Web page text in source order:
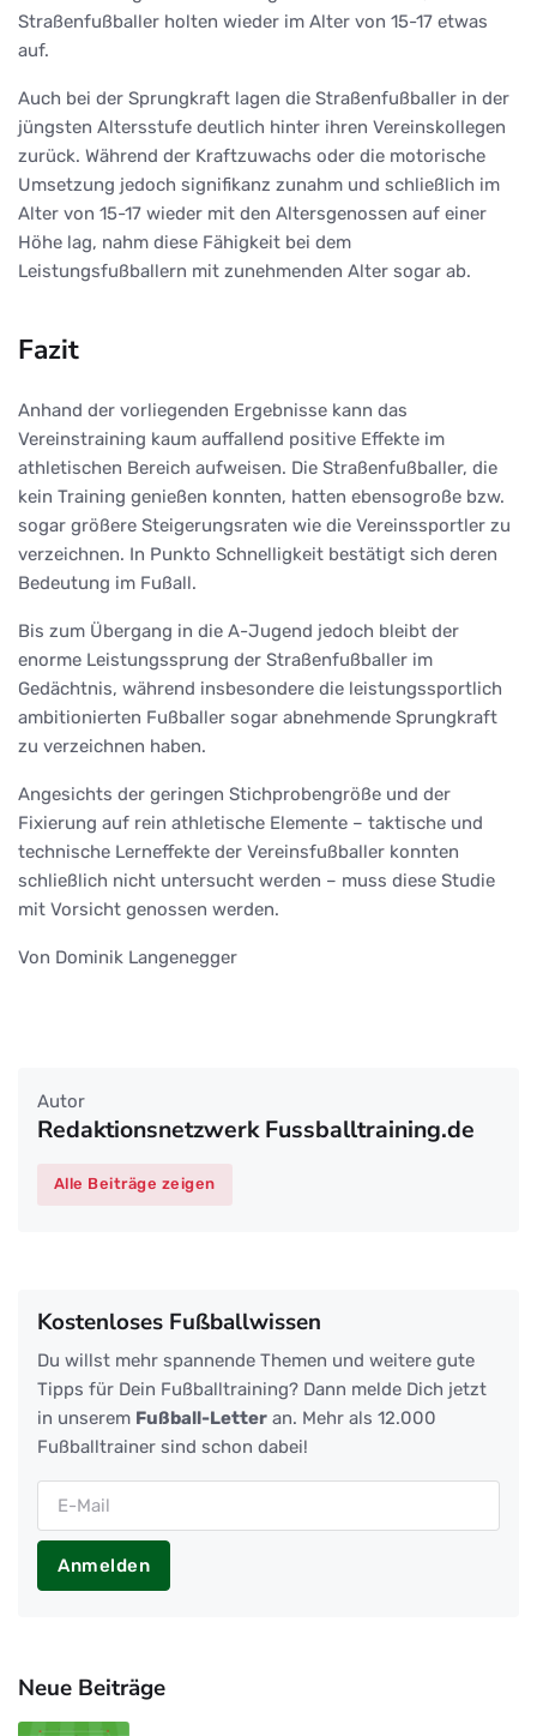
Straßenfußballer holten wieder im Alter von 15-17 etwas
auf.
Auch bei der Sprungkraft lagen die Straßenfußballer in der
jüngsten Altersstufe deutlich hinter ihren Vereinskollegen
zurück. Während der Kraftzuwachs oder die motorische
Umsetzung jedoch signifikanz zunahm und schließlich im
Alter von 15-17 wieder mit den Altersgenossen auf einer
Höhe lag, nahm diese Fähigkeit bei dem
Leistungsfußballern mit zunehmenden Alter sogar ab.
Fazit
Anhand der vorliegenden Ergebnisse kann das
Vereinstraining kaum auffallend positive Effekte im
athletischen Bereich aufweisen. Die Straßenfußballer, die
kein Training genießen konnten, hatten ebensogroße bzw.
sogar größere Steigerungsraten wie die Vereinssportler zu
verzeichnen. In Punkto Schnelligkeit bestätigt sich deren
Bedeutung im Fußall.
Bis zum Übergang in die A-Jugend jedoch bleibt der
enorme Leistungssprung der Straßenfußballer im
Gedächtnis, während insbesondere die leistungssportlich
ambitionierten Fußballer sogar abnehmende Sprungkraft
zu verzeichnen haben.
Angesichts der geringen Stichprobengröße und der
Fixierung auf rein athletische Elemente – taktische und
technische Lerneffekte der Vereinsfußballer konnten
schließlich nicht untersucht werden – muss diese Studie
mit Vorsicht genossen werden.
Von Dominik Langenegger
Autor
Redaktionsnetzwerk Fussballtraining.de
Alle Beiträge zeigen
Kostenloses Fußballwissen
Du willst mehr spannende Themen und weitere gute
Tipps für Dein Fußballtraining? Dann melde Dich jetzt
in unserem Fußball-Letter an. Mehr als 12.000
Fußballtrainer sind schon dabei!
Anmelden
Neue Beiträge